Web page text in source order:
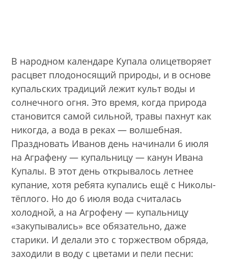
В народном календаре Купала олицетворяет
расцвет плодоносящий природы, и в основе
купальских традиций лежит культ воды и
солнечного огня. Это время, когда природа
становится самой сильной, травы пахнут как
никогда, а вода в реках — волшебная.
Праздновать Иванов день начинали 6 июля
на Аграфену — купальницу — канун Ивана
Купалы. В этот день открывалось летнее
купание, хотя ребята купались ещё с Николы-
тёплого. Но до 6 июля вода считалась
холодной, а на Агрофену — купальницу
«закупывались» все обязательно, даже
старики. И делали это с торжеством обряда,
заходили в воду с цветами и пели песни: